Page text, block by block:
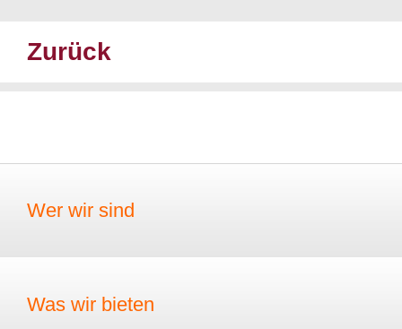
Zurück
Wer wir sind
Was wir bieten